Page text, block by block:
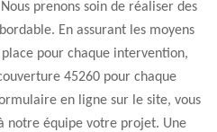
prenons soin de réaliser des
En assurant les moyens
pour chaque intervention,
45260 pour chaque
en ligne sur le site, vous
notre équipe votre projet. Une